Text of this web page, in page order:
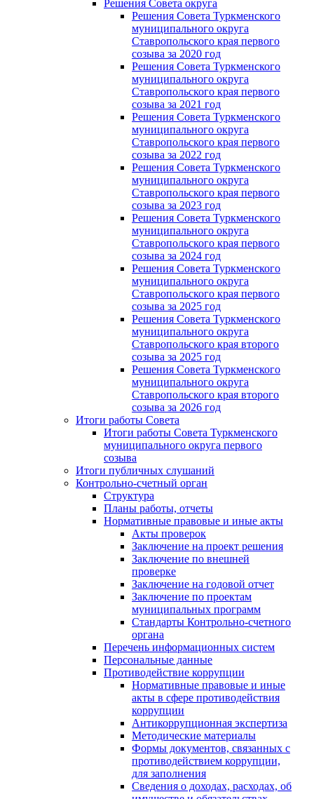
Решения Совета округа
Решения Совета Туркменского
муниципального округа
Ставропольского края первого
созыва за 2020 год
Решения Совета Туркменского
муниципального округа
Ставропольского края первого
созыва за 2021 год
Решения Совета Туркменского
муниципального округа
Ставропольского края первого
созыва за 2022 год
Решения Совета Туркменского
муниципального округа
Ставропольского края первого
созыва за 2023 год
Решения Совета Туркменского
муниципального округа
Ставропольского края первого
созыва за 2024 год
Решения Совета Туркменского
муниципального округа
Ставропольского края первого
созыва за 2025 год
Решения Совета Туркменского
муниципального округа
Ставропольского края второго
созыва за 2025 год
Решения Совета Туркменского
муниципального округа
Ставропольского края второго
созыва за 2026 год
Итоги работы Совета
Итоги работы Совета Туркменского
муниципального округа первого
созыва
Итоги публичных слушаний
Контрольно-счетный орган
Структура
Планы работы, отчеты
Нормативные правовые и иные акты
Акты проверок
Заключение на проект решения
Заключение по внешней
проверке
Заключение на годовой отчет
Заключение по проектам
муниципальных программ
Стандарты Контрольно-счетного
органа
Перечень информационных систем
Персональные данные
Противодействие коррупции
Нормативные правовые и иные
акты в сфере противодействия
коррупции
Антикоррупционная экспертиза
Методические материалы
Формы документов, связанных с
противодействием коррупции,
для заполнения
Сведения о доходах, расходах, об